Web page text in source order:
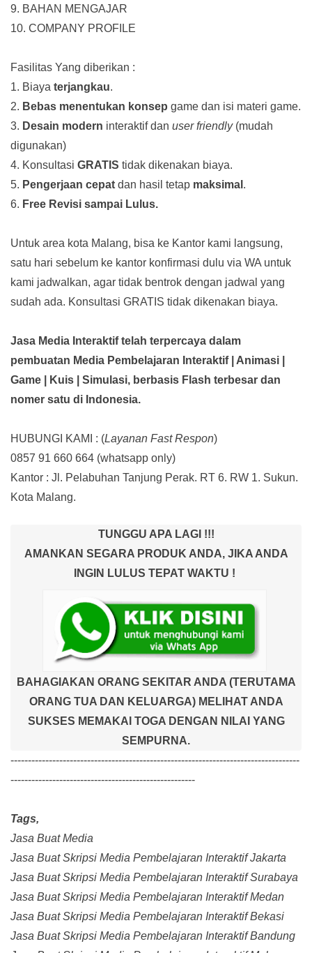
9. BAHAN MENGAJAR
10. COMPANY PROFILE
Fasilitas Yang diberikan :
1. Biaya terjangkau.
2. Bebas menentukan konsep game dan isi materi game.
3. Desain modern interaktif dan user friendly(mudah
digunakan)
4. Konsultasi GRATIS tidak dikenakan biaya.
5. Pengerjaan cepat dan hasil tetap maksimal .
6. Free Revisi sampai Lulus.
Untuk area kota Malang, bisa ke Kantor kami langsung,
satu hari sebelum ke kantor konfirmasi dulu via WA untuk
kami jadwalkan, agar tidak bentrok dengan jadwal yang
sudah ada. Konsultasi GRATIS tidak dikenakan biaya.
Jasa Media Interaktif telah terpercaya dalam
pembuatan Media Pembelajaran Interaktif| Animasi |
Game | Kuis | Simulasi, berbasis Flash terbesar dan
nomer satu di Indonesia.
HUBUNGI KAMI : (Layanan Fast Respon)
0857 91 660 664 (whatsapp only)
Kantor : Jl. Pelabuhan Tanjung Perak. RT 6. RW 1. Sukun.
Kota Malang.
TUNGGU APA LAGI !!!
AMANKAN SEGARA PRODUK ANDA, JIKA ANDA
INGIN LULUS TEPAT WAKTU !
BAHAGIAKAN ORANG SEKITAR ANDA (TERUTAMA
ORANG TUA DAN KELUARGA) MELIHAT ANDA
SUKSES MEMAKAI TOGA DENGAN NILAI YANG
SEMPURNA.
-----------------------------------------------------------------------------------
-----------------------------------------------------
Tags,
Jasa Buat Media
Jasa Buat Skripsi Media Pembelajaran Interaktif Jakarta
Jasa Buat Skripsi Media Pembelajaran Interaktif Surabaya
Jasa Buat Skripsi Media Pembelajaran Interaktif Medan
Jasa Buat Skripsi Media Pembelajaran Interaktif Bekasi
Jasa Buat Skripsi Media Pembelajaran Interaktif Bandung